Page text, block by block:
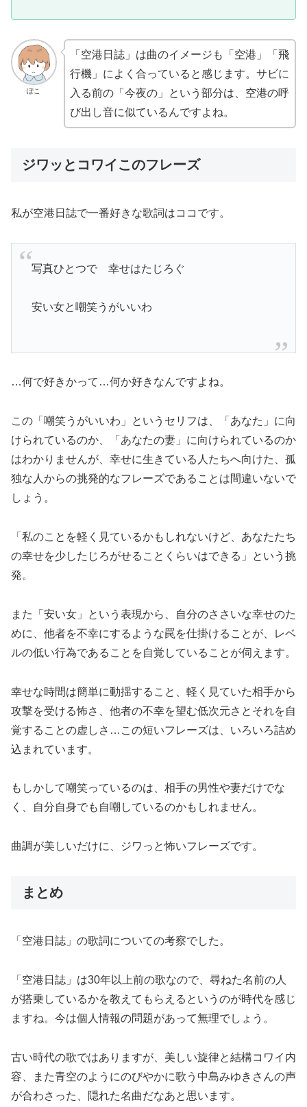
ぽこ
「空港日誌」は曲のイメージも「空港」「飛
行機」によく合っていると感じます。サビに
入る前の「今夜の」という部分は、空港の呼
び出し音に似ているんですよね。
ジワッとコワイこのフレーズ
私が空港日誌で一番好きな歌詞はココです。
写真ひとつで 幸せはたじろぐ
安い女と嘲笑うがいいわ
…何で好きかって…何か好きなんですよね。
この「嘲笑うがいいわ」というセリフは、「あなた」に向
けられているのか、「あなたの妻」に向けられているのか
はわかりませんが、幸せに生きている人たちへ向けた、孤
独な人からの挑発的なフレーズであることは間違いないで
しょう。
「私のことを軽く見ているかもしれないけど、あなたたち
の幸せを少したじろがせることくらいはできる」という挑
発。
また「安い女」という表現から、自分のささいな幸せのた
めに、他者を不幸にするような罠を仕掛けることが、レベ
ルの低い行為であることを自覚していることが伺えます。
幸せな時間は簡単に動揺すること、軽く見ていた相手から
攻撃を受ける怖さ、他者の不幸を望む低次元さとそれを自
覚することの虚しさ…この短いフレーズは、いろいろ詰め
込まれています。
もしかして嘲笑っているのは、相手の男性や妻だけでな
く、自分自身でも自嘲しているのかもしれません。
曲調が美しいだけに、ジワっと怖いフレーズです。
まとめ
「空港日誌」の歌詞についての考察でした。
「空港日誌」は30年以上前の歌なので、尋ねた名前の人
が搭乗しているかを教えてもらえるというのが時代を感じ
ますね。今は個人情報の問題があって無理でしょう。
古い時代の歌ではありますが、美しい旋律と結構コワイ内
容、また青空のようにのびやかに歌う中島みゆきさんの声
が合わさった、隠れた名曲だなあと思います。